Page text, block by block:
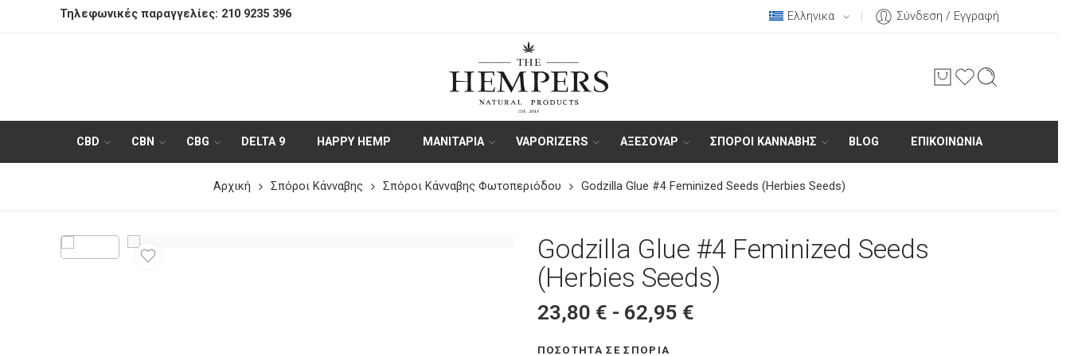
Τηλεφωνικές παραγγελίες: 210 9235 396 Ελληνικα Σύνδεση / Εγγραφή
CBD CBN CBG DELTA 9 HAPPY HEMP ΜΑΝΙΤΑΡΙΑ VAPORIZERS ΑΞΕΣΟΥΆΡ ΣΠΌΡΟΙ ΚΆΝΝΑΒΗΣ BLOG ΕΠΙΚΟΙΝΩΝΊΑ
Αρχική Σπόροι Κάνναβης Σπόροι Κάνναβης Φωτοπεριόδου Godzilla Glue #4 Feminized Seeds (Herbies Seeds)
Godzilla Glue #4 Feminized Seeds
(Herbies Seeds)
23,80 € - 62,95 €
ΠΟΣΌΤΗΤΑ ΣΕ ΣΠΌΡΙΑ